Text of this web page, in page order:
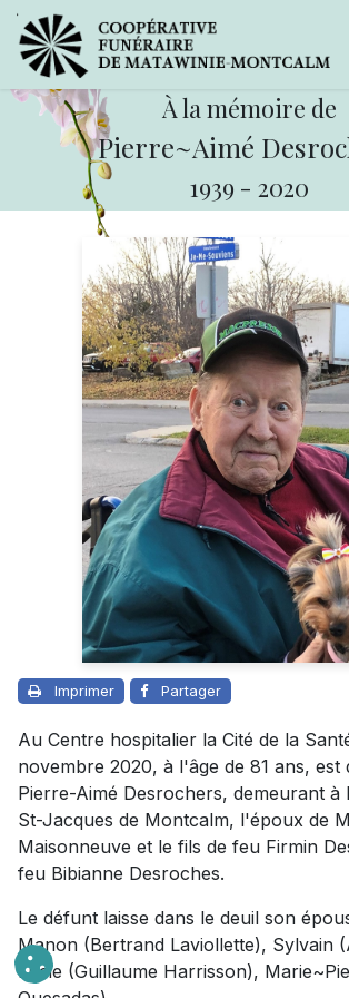
À la mémoire de
Pierre~Aimé
1939 - 2020
Imprimer Partager
Au Centre hospitalier la Cité de la
novembre 2020, à l'âge de 81 ans, est
Pierre-Aimé Desrochers, demeurant à
St-Jacques de Montcalm, l'époux de
Maisonneuve et le fils de feu Firmin
feu Bibianne Desroches.
Le défunt laisse dans le deuil son
Manon (Bertrand Laviollette), Sylvain
Lucie (Guillaume Harrisson),